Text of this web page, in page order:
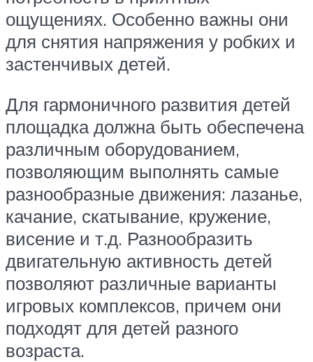
ощущениях. Особенно важны они
для снятия напряжения у робких и
застенчивых детей.
Для гармоничного развития детей
площадка должна быть обеспечена
различным оборудованием,
позволяющим выполнять самые
разнообразные движения: лазанье,
качание, скатывание, кружение,
висение и т.д. Разнообразить
двигательную активность детей
позволяют различные варианты
игровых комплексов, причем они
подходят для детей разного
возраста.